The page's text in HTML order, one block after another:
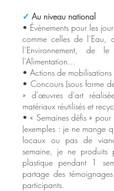
✓ Au niveau national
• Évènements pour les
comme celles de l’Eau,
l’Environnement, de
l’Alimentation…
• Actions de mobilisations
• Concours (sous forme
» d’œuvres d’art
matériaux réutilisés et
• « Semaines défis » pour
(exemples : je ne mange
locaux ou pas de
semaine, je ne produits
plastique pendant 1
partage des
participants.